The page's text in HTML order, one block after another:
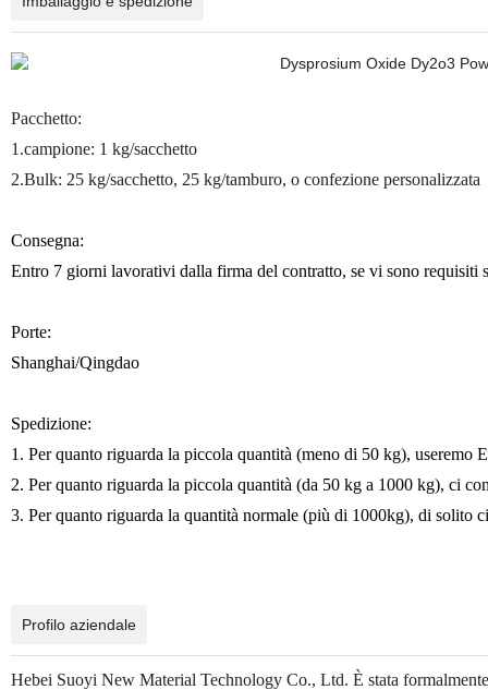
Pacchetto:
1.campione: 1 kg/sacchetto
2.Bulk: 25 kg/sacchetto, 25 kg/tamburo, o confezione personalizzata
Consegna:
Entro 7 giorni lavorativi dalla firma del contratto, se vi sono requisiti
Porte:
Shanghai/Qingdao
Spedizione:
1. Per quanto riguarda la piccola quantità (meno di 50 kg),
2. Per quanto riguarda la piccola quantità (da 50 kg a 1000 kg), ci
3. Per quanto riguarda la quantità normale (più di 1000kg), di solito
Profilo aziendale
Hebei Suoyi New Material Technology Co., Ltd. È stata